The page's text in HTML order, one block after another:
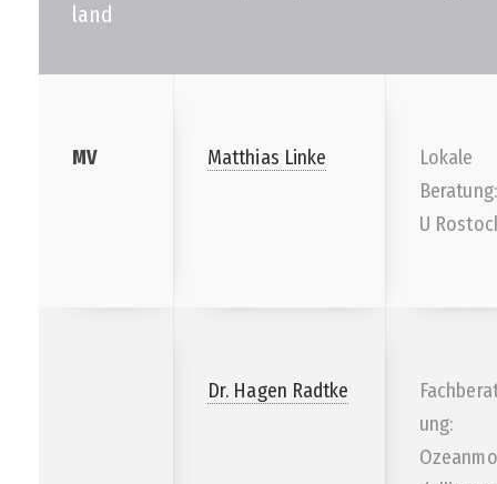
land
MV Matthias Linke
Lokale
Beratung:
U
Dr. Hagen Radtke
ung:
Ozeanmo